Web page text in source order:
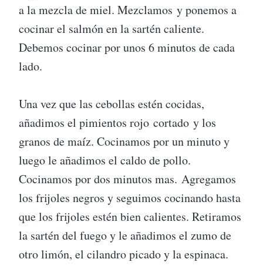
a la mezcla de miel. Mezclamos y ponemos a
cocinar el salmón en la sartén caliente.
Debemos cocinar por unos 6 minutos de cada
lado.
Una vez que las cebollas estén cocidas,
añadimos el pimientos rojo cortado y los
granos de maíz. Cocinamos por un minuto y
luego le añadimos el caldo de pollo.
Cocinamos por dos minutos mas. Agregamos
los frijoles negros y seguimos cocinando hasta
que los frijoles estén bien calientes. Retiramos
la sartén del fuego y le añadimos el zumo de
otro limón, el cilandro picado y la espinaca.